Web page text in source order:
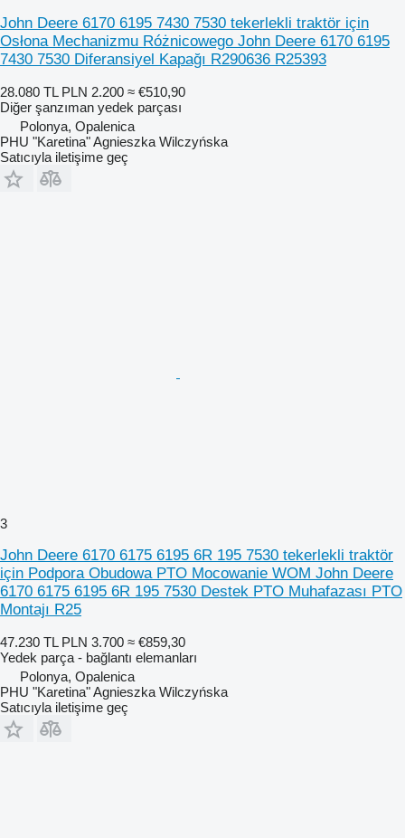
John Deere 6170 6195 7430 7530 tekerlekli traktör için
Osłona Mechanizmu Różnicowego John Deere 6170 6195
7430 7530 Diferansiyel Kapağı R290636 R25393
28.080 TL PLN 2.200 ≈ €510,90
Diğer şanzıman yedek parçası
Polonya, Opalenica
PHU "Karetina" Agnieszka Wilczyńska
Satıcıyla iletişime geç
3
John Deere 6170 6175 6195 6R 195 7530 tekerlekli traktör
için Podpora Obudowa PTO Mocowanie WOM John Deere
6170 6175 6195 6R 195 7530 Destek PTO Muhafazası PTO
Montajı R25
47.230 TL PLN 3.700 ≈ €859,30
Yedek parça - bağlantı elemanları
Polonya, Opalenica
PHU "Karetina" Agnieszka Wilczyńska
Satıcıyla iletişime geç